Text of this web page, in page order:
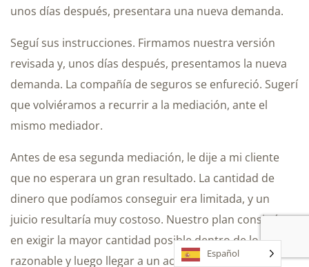
unos días después, presentara una nueva demanda.
Seguí sus instrucciones. Firmamos nuestra versión
revisada y, unos días después, presentamos la nueva
demanda. La compañía de seguros se enfureció. Sugerí
que volviéramos a recurrir a la mediación, ante el
mismo mediador.
Antes de esa segunda mediación, le dije a mi cliente
que no esperara un gran resultado. La cantidad de
dinero que podíamos conseguir era limitada, y un
juicio resultaría muy costoso. Nuestro plan consistía
en exigir la mayor cantidad posible dentro de lo
razonable y luego llegar a un acuerdo. Eso es lo que
Español